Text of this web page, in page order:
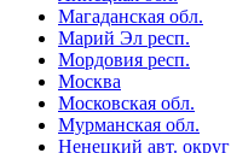
Магаданская обл.
Марий Эл респ.
Мордовия респ.
Москва
Московская обл.
Мурманская обл.
Ненецкий авт. округ